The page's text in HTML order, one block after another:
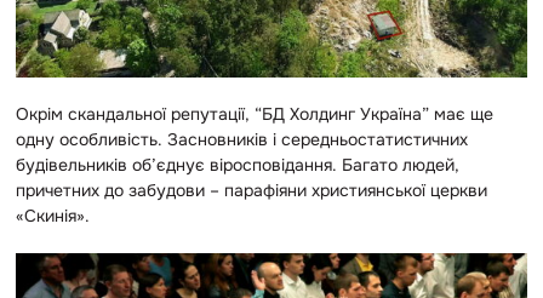
Окрім скандальної репутації, “БД Холдинг Україна” має ще
одну особливість. Засновників і середньостатистичних
будівельників об’єднує віросповідання. Багато людей,
причетних до забудови – парафіяни християнської церкви
«Скинія».